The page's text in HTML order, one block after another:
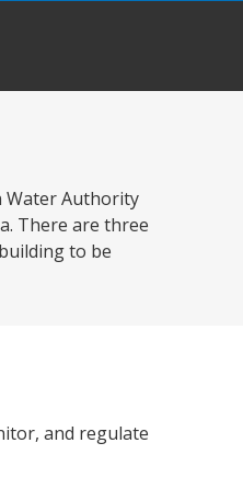
Water Authority
There are three
to be
and regulate